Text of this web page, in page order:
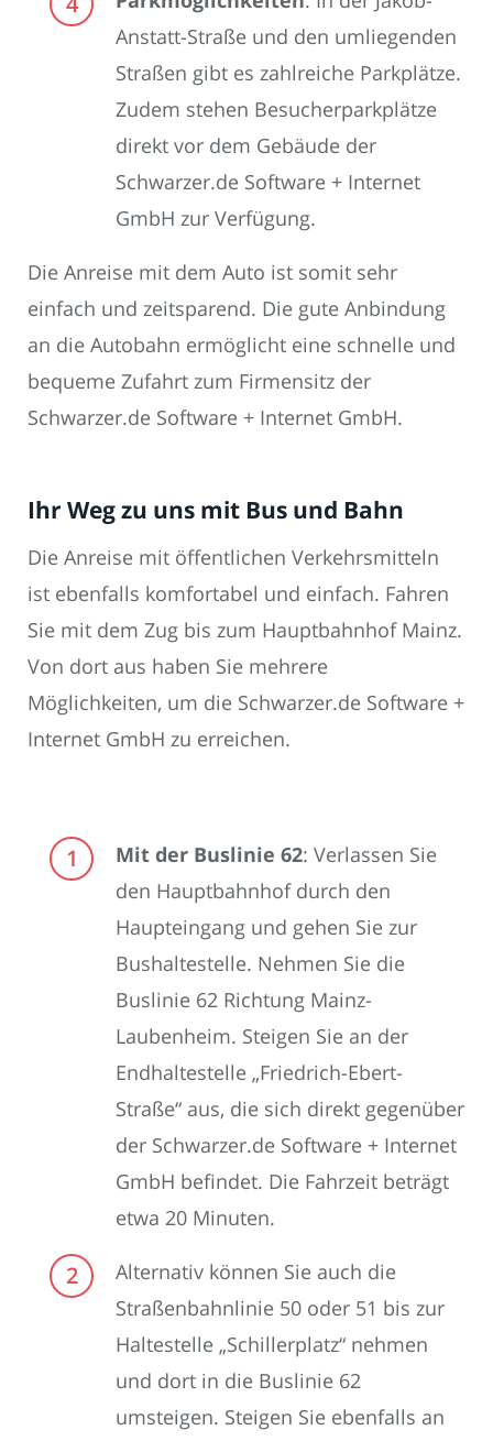
Anstatt-Straße und den umliegenden
Straßen gibt es zahlreiche Parkplätze.
Zudem stehen Besucherparkplätze
direkt vor dem Gebäude der
Schwarzer.de Software + Internet
GmbH zur Verfügung.
Die Anreise mit dem Auto ist somit sehr
einfach und zeitsparend. Die gute Anbindung
an die Autobahn ermöglicht eine schnelle und
bequeme Zufahrt zum Firmensitz der
Schwarzer.de Software + Internet GmbH.
Ihr Weg zu uns mit Bus und Bahn
Die Anreise mit öffentlichen Verkehrsmitteln
ist ebenfalls komfortabel und einfach. Fahren
Sie mit dem Zug bis zum Hauptbahnhof Mainz.
Von dort aus haben Sie mehrere
Möglichkeiten, um die Schwarzer.de Software +
Internet GmbH zu erreichen.
Mit der Buslinie 62: Verlassen Sie
den Hauptbahnhof durch den
Haupteingang und gehen Sie zur
Bushaltestelle. Nehmen Sie die
Buslinie 62 Richtung Mainz-
Laubenheim. Steigen Sie an der
Endhaltestelle „Friedrich-Ebert-
Straße“ aus, die sich direkt gegenüber
der Schwarzer.de Software + Internet
GmbH befindet. Die Fahrzeit beträgt
etwa 20 Minuten.
Alternativ können Sie auch die
Straßenbahnlinie 50 oder 51 bis zur
Haltestelle „Schillerplatz“ nehmen
und dort in die Buslinie 62
umsteigen. Steigen Sie ebenfalls an